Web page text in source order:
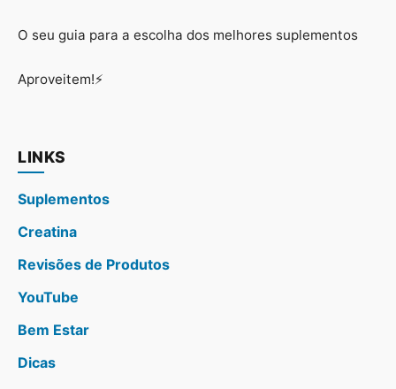
O seu guia para a escolha dos melhores suplementos
Aproveitem!⚡
LINKS
Suplementos
Creatina
Revisões de Produtos
YouTube
Bem Estar
Dicas